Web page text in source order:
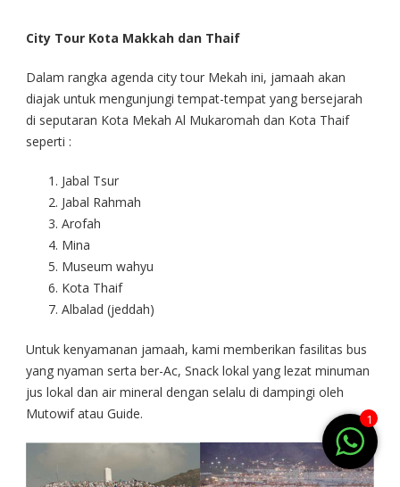
City Tour Kota Makkah dan Thaif
Dalam rangka agenda city tour Mekah ini, jamaah akan
diajak untuk mengunjungi tempat-tempat yang bersejarah
di seputaran Kota Mekah Al Mukaromah dan Kota Thaif
seperti :
Jabal Tsur
Jabal Rahmah
Arofah
Mina
Museum wahyu
Kota Thaif
Albalad (jeddah)
Untuk kenyamanan jamaah, kami memberikan fasilitas bus
yang nyaman serta ber-Ac, Snack lokal yang lezat minuman
jus lokal dan air mineral dengan selalu di dampingi oleh
Mutowif atau Guide.
1